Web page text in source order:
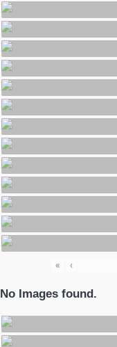
« ‹
No Images found.